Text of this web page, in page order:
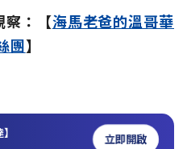
察：【海馬老爸的溫哥華
團】
立即開啟